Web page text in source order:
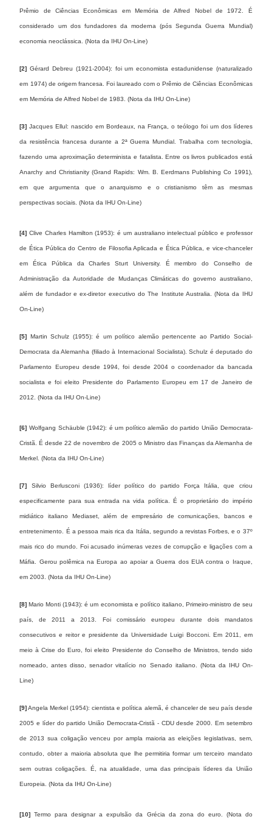
Prêmio de Ciências Econômicas em Memória de Alfred Nobel de 1972. É
considerado um dos fundadores da moderna (pós Segunda Guerra Mundial)
economia neoclássica. (Nota da IHU On-Line)
[2] Gérard Debreu (1921-2004): foi um economista estadunidense (naturalizado
em 1974) de origem francesa. Foi laureado com o Prêmio de Ciências Econômicas
em Memória de Alfred Nobel de 1983. (Nota da IHU On-Line)
[3] Jacques Ellul: nascido em Bordeaux, na França, o teólogo foi um dos líderes
da resistência francesa durante a 2ª Guerra Mundial. Trabalha com tecnologia,
fazendo uma aproximação determinista e fatalista. Entre os livros publicados está
Anarchy and Christianity (Grand Rapids: Wm. B. Eerdmans Publishing Co 1991),
em que argumenta que o anarquismo e o cristianismo têm as mesmas
perspectivas sociais. (Nota da IHU On-Line)
[4] Clive Charles Hamilton (1953): é um australiano intelectual público e professor
de Ética Pública do Centro de Filosofia Aplicada e Ética Pública, e vice-chanceler
em Ética Pública da Charles Sturt University. É membro do Conselho de
Administração da Autoridade de Mudanças Climáticas do governo australiano,
além de fundador e ex-diretor executivo do The Institute Australia. (Nota da IHU
On-Line)
[5] Martin Schulz (1955): é um político alemão pertencente ao Partido Social-
Democrata da Alemanha (filiado à Internacional Socialista). Schulz é deputado do
Parlamento Europeu desde 1994, foi desde 2004 o coordenador da bancada
socialista e foi eleito Presidente do Parlamento Europeu em 17 de Janeiro de
2012. (Nota da IHU On-Line)
[6] Wolfgang Schäuble (1942): é um político alemão do partido União Democrata-
Cristã. É desde 22 de novembro de 2005 o Ministro das Finanças da Alemanha de
Merkel. (Nota da IHU On-Line)
[7] Silvio Berlusconi (1936): líder político do partido Força Itália, que criou
especificamente para sua entrada na vida política. É o proprietário do império
midiático italiano Mediaset, além de empresário de comunicações, bancos e
entretenimento. É a pessoa mais rica da Itália, segundo a revistas Forbes, e o 37º
mais rico do mundo. Foi acusado inúmeras vezes de corrupção e ligações com a
Máfia. Gerou polêmica na Europa ao apoiar a Guerra dos EUA contra o Iraque,
em 2003. (Nota da IHU On-Line)
[8] Mario Monti (1943): é um economista e político italiano, Primeiro-ministro de seu
país, de 2011 a 2013. Foi comissário europeu durante dois mandatos
consecutivos e reitor e presidente da Universidade Luigi Bocconi. Em 2011, em
meio à Crise do Euro, foi eleito Presidente do Conselho de Ministros, tendo sido
nomeado, antes disso, senador vitalício no Senado italiano. (Nota da IHU On-
Line)
[9]Angela Merkel (1954): cientista e política alemã, é chanceler de seu país desde
2005 e líder do partido União Democrata-Cristã - CDU desde 2000. Em setembro
de 2013 sua coligação venceu por ampla maioria as eleições legislativas, sem,
contudo, obter a maioria absoluta que lhe permitiria formar um terceiro mandato
sem outras coligações. É, na atualidade, uma das principais líderes da União
Europeia. (Nota da IHU On-Line)
[10] Termo para designar a expulsão da Grécia da zona do euro. (Nota do